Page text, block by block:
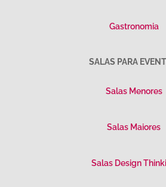
Gastronomia
SALAS PARA
Salas Menores
Salas Maiores
Salas Design